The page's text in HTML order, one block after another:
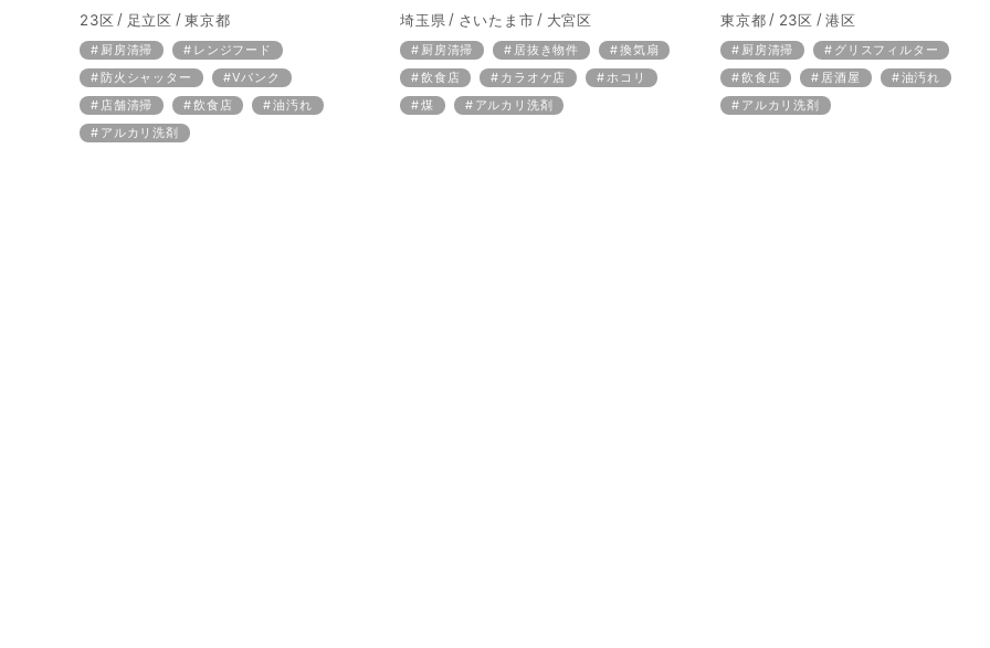
23区 足立区 東京都
厨房清掃
レンジフード
防火シャッター
Vバンク
店舗清掃
飲食店
油汚れ
アルカリ洗剤
埼玉県 さいたま市 大宮区
厨房清掃 居抜き物件
換気扇
飲食店
カラオケ店
ホコリ
煤
アルカリ洗剤
東京都 23区 港区
厨房清掃
グリスフィルター
飲食店
居酒屋
油汚れ
アルカリ洗剤